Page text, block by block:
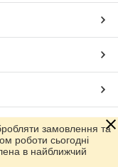
замовлення та
роботи сьогодні
в найближчий